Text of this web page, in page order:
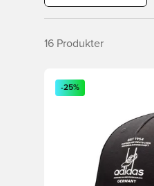
16 Produkter
Öppnar en Modal
-25%